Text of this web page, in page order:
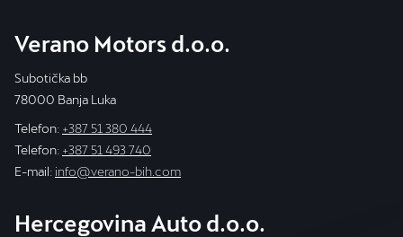
Verano Motors d.o.o.
Subotička bb
78000 Banja Luka
Telefon: +387 51 380 444
Telefon: +387 51 493 740
E-mail: info@verano-bih.com
Hercegovina Auto d.o.o.